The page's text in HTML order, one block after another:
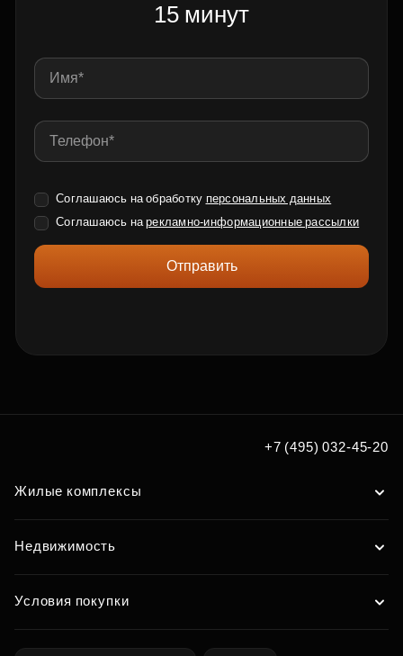
15 минут
Соглашаюсь на обработку персональных данных
Соглашаюсь нарекламно-информационные рассылки
Отправить
+7 (495) 032-45-20
Жилые комплексы
Недвижимость
Условия покупки